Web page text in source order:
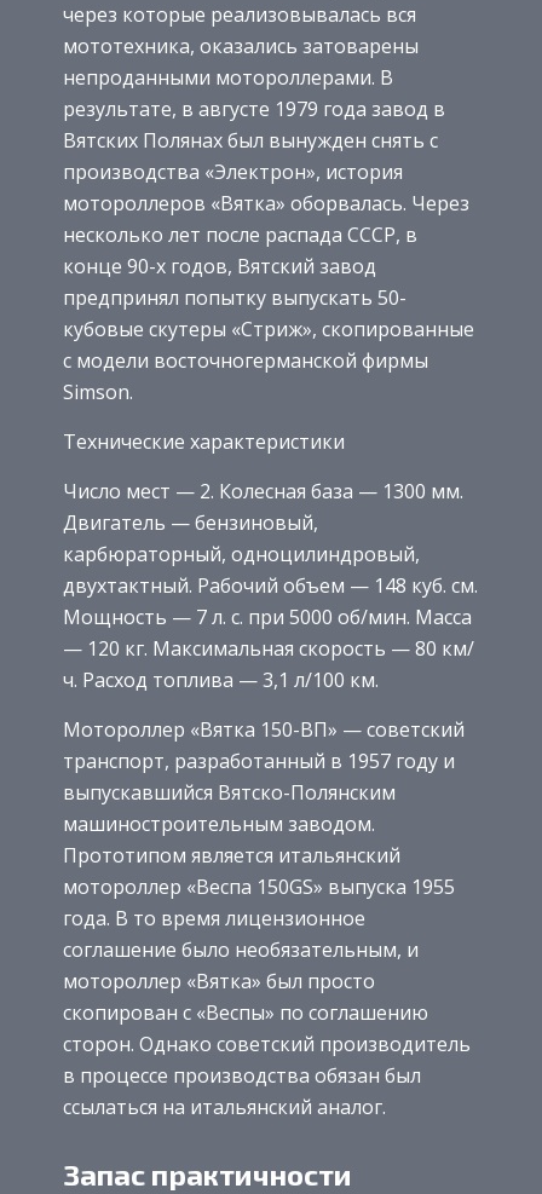
через которые реализовывалась вся
мототехника, оказались затоварены
непроданными мотороллерами. В
результате, в августе 1979 года завод в
Вятских Полянах был вынужден снять с
производства «Электрон», история
мотороллеров «Вятка» оборвалась. Через
несколько лет после распада СССР, в
конце 90-х годов, Вятский завод
предпринял попытку выпускать 50-
кубовые скутеры «Стриж», скопированные
с модели восточногерманской фирмы
Simson.
Технические характеристики
Число мест — 2. Колесная база — 1300 мм.
Двигатель — бензиновый,
карбюраторный, одноцилиндровый,
двухтактный. Рабочий объем — 148 куб. см.
Мощность — 7 л. с. при 5000 об/мин. Масса
— 120 кг. Максимальная скорость — 80 км/
ч. Расход топлива — 3,1 л/100 км.
Мотороллер «Вятка 150-ВП» — советский
транспорт, разработанный в 1957 году и
выпускавшийся Вятско-Полянским
машиностроительным заводом.
Прототипом является итальянский
мотороллер «Веспа 150GS» выпуска 1955
года. В то время лицензионное
соглашение было необязательным, и
мотороллер «Вятка» был просто
скопирован с «Веспы» по соглашению
сторон. Однако советский производитель
в процессе производства обязан был
ссылаться на итальянский аналог.
Запас практичности